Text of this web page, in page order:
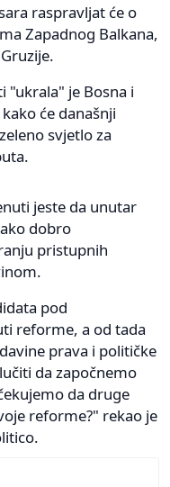
raspravljat će o
Zapadnog Balkana,
"ukrala" je Bosna i
će današnji
svjetlo za
jeste da unutar
dobro
pristupnih
pod
reforme, a od tada
prava i političke
da započnemo
da druge
reforme?" rekao je